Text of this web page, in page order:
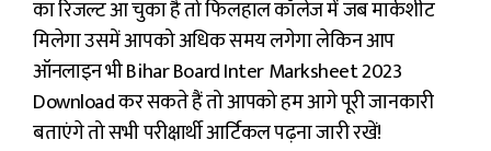
का रिजल्ट आ चुका है तो फिलहाल कॉलेज में जब मार्कशीट
मिलेगा उसमें आपको अधिक समय लगेगा लेकिन आप
ऑनलाइन भी Bihar Board Inter Marksheet 2023
Download कर सकते हैं तो आपको हम आगे पूरी जानकारी
बताएंगे तो सभी परीक्षार्थी आर्टिकल पढ़ना जारी रखें!